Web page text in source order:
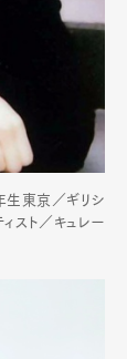
生東京／ギリシ
スト／キュレー